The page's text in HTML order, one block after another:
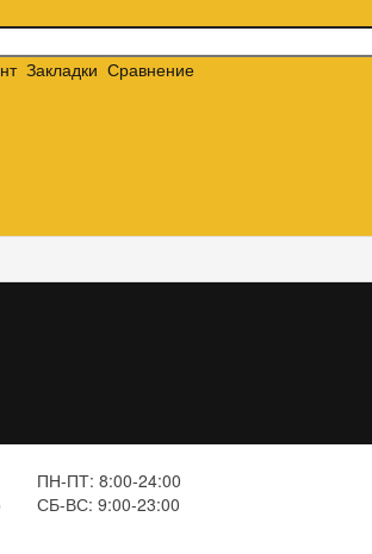
Закладки Сравнение
ПН-ПТ: 8:00-24:00
СБ-ВС: 9:00-23:00